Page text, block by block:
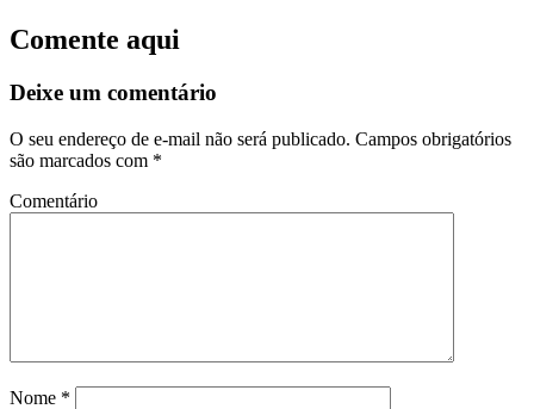
Comente aqui
Deixe um comentário
O seu endereço de e-mail não será publicado. Campos obrigatórios
são marcados com *
Comentário
Nome *